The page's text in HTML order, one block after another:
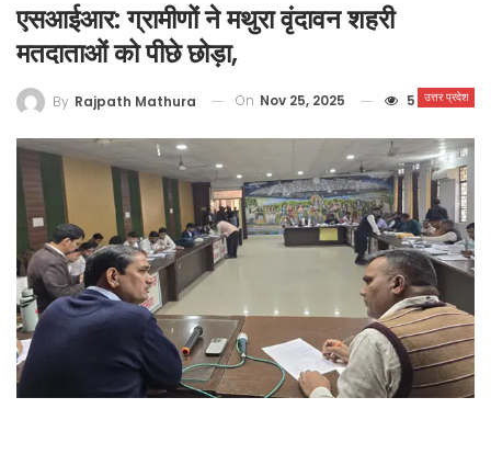
एसआईआर: ग्रामीणों ने मथुरा वृंदावन शहरी
मतदाताओं को पीछे छोड़ा,
उत्तर प्रदेश
By Rajpath Mathura On Nov 25, 2025 5